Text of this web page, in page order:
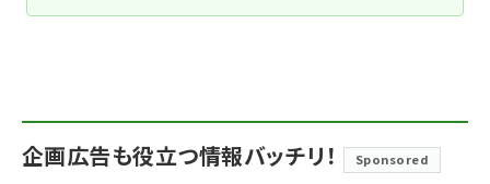
企画広告も役立つ情報バッチリ！ Sponsored